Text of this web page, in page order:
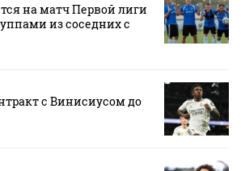
на матч Первой лиги
из соседних с
с Винисиусом до